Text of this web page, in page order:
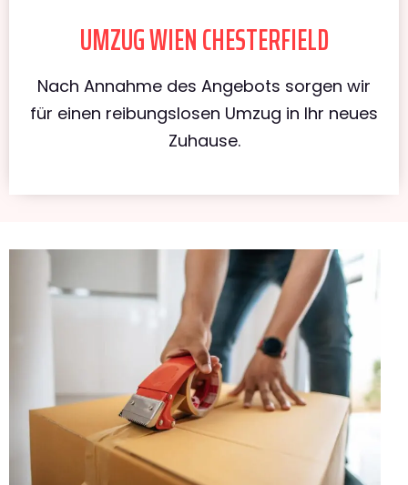
UMZUG WIEN CHESTERFIELD
Nach Annahme des Angebots sorgen wir
für einen reibungslosen Umzug in Ihr neues
Zuhause.